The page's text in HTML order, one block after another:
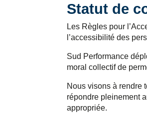
Statut de
Les Règles pour
l’accessibilité des
Sud Performance
moral collectif de
Nous visons à rendre
répondre pleinement
appropriée.